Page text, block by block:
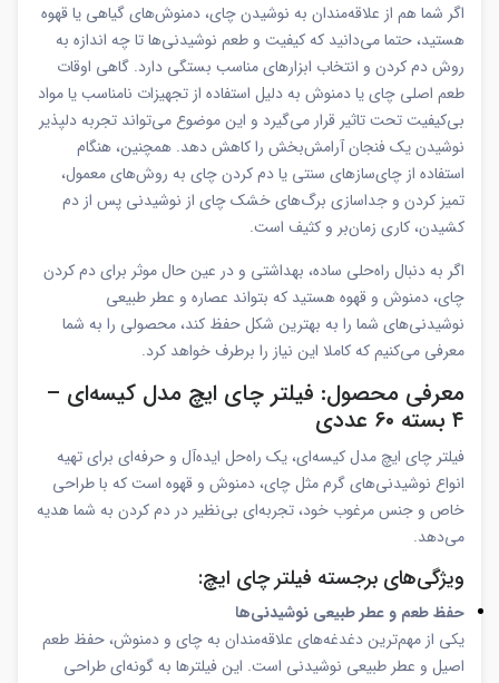
اگر شما هم از علاقه‌مندان به نوشیدن چای، دمنوش‌های گیاهی یا قهوه
هستید، حتما می‌دانید که کیفیت و طعم نوشیدنی‌ها تا چه اندازه به
روش دم کردن و انتخاب ابزارهای مناسب بستگی دارد. گاهی اوقات
طعم اصلی چای یا دمنوش به دلیل استفاده از تجهیزات نامناسب یا مواد
بی‌کیفیت تحت تاثیر قرار می‌گیرد و این موضوع می‌تواند تجربه دلپذیر
نوشیدن یک فنجان آرامش‌بخش را کاهش دهد. همچنین، هنگام
استفاده از چای‌سازهای سنتی یا دم کردن چای به روش‌های معمول،
تمیز کردن و جداسازی برگ‌های خشک چای از نوشیدنی پس از دم
کشیدن، کاری زمان‌بر و کثیف است.
اگر به دنبال راه‌حلی ساده، بهداشتی و در عین حال موثر برای دم کردن
چای، دمنوش و قهوه هستید که بتواند عصاره و عطر طبیعی
نوشیدنی‌های شما را به بهترین شکل حفظ کند، محصولی را به شما
معرفی می‌کنیم که کاملا این نیاز را برطرف خواهد کرد.
معرفی محصول: فیلتر چای ایچ مدل کیسه‌ای –
۴ بسته ۶۰ عددی
فیلتر چای ایچ مدل کیسه‌ای، یک راه‌حل ایده‌آل و حرفه‌ای برای تهیه
انواع نوشیدنی‌های گرم مثل چای، دمنوش و قهوه است که با طراحی
خاص و جنس مرغوب خود، تجربه‌ای بی‌نظیر در دم کردن به شما هدیه
می‌دهد.
ویژگی‌های برجسته فیلتر چای ایچ:
حفظ طعم و عطر طبیعی نوشیدنی‌ها
یکی از مهم‌ترین دغدغه‌های علاقه‌مندان به چای و دمنوش، حفظ طعم
اصیل و عطر طبیعی نوشیدنی است. این فیلترها به گونه‌ای طراحی